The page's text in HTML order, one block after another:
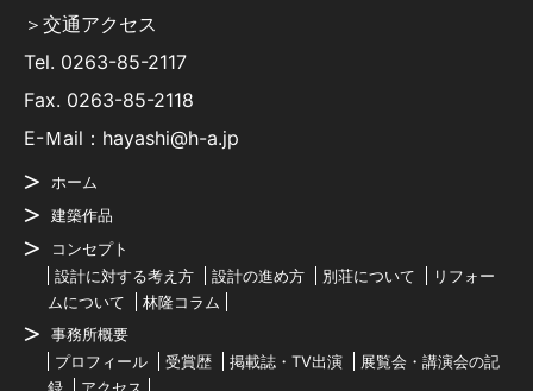
＞交通アクセス
Tel. 0263-85-2117
Fax. 0263-85-2118
E-Ｍail：hayashi@h-a.jp
ホーム
建築作品
コンセプト
設計に対する考え方
設計の進め方 別荘について
リフォー
ムについて
林隆コラム
事務所概要
プロフィール
受賞歴 掲載誌・TV出演
展覧会・講演会の記